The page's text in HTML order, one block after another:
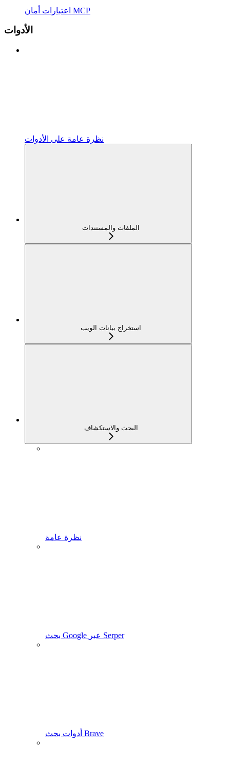
اعتبارات أمان MCP
الأدوات
نظرة عامة على الأدوات
الملفات والمستندات
استخراج بيانات الويب
البحث والاستكشاف
نظرة عامة
بحث Google عبر Serper
أدوات بحث Brave